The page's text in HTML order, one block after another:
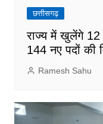
छत्तीसगढ़
राज्य में खुलेंगे 12
144 नए पदों की
Ramesh Sahu